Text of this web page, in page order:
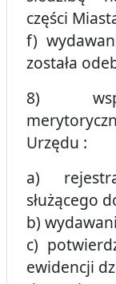
części
f)
została
8)
Urzędu :
a)
służącego
b)
c)
ewidencji